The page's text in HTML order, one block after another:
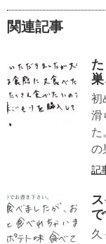
関連記事
初
滑
た
の
記
久